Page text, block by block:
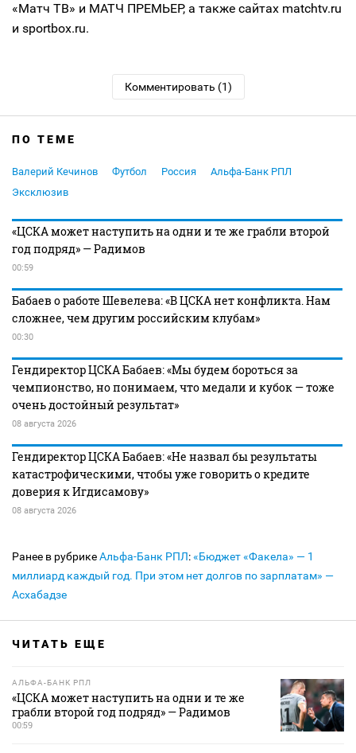
«Матч ТВ» и МАТЧ ПРЕМЬЕР, а также сайтах matchtv.ru
и sportbox.ru.
Комментировать (1)
ПО ТЕМЕ
Валерий Кечинов Футбол Россия
Альфа-Банк РПЛ
Эксклюзив
«ЦСКА может наступить на одни и те же грабли второй
год подряд» — Радимов
00:59
Бабаев о работе Шевелева: «В ЦСКА нет конфликта. Нам
сложнее, чем другим российским клубам»
00:30
Гендиректор ЦСКА Бабаев: «Мы будем бороться за
чемпионство, но понимаем, что медали и кубок — тоже
очень достойный результат»
08 августа 2026
Гендиректор ЦСКА Бабаев: «Не назвал бы результаты
катастрофическими, чтобы уже говорить о кредите
доверия к Игдисамову»
08 августа 2026
Ранее в рубрикеАльфа-Банк РПЛ:«Бюджет «Факела» — 1
миллиард каждый год. При этом нет долгов по зарплатам» —
Асхабадзе
ЧИТАТЬ ЕЩЕ
АЛЬФА-БАНК РПЛ
«ЦСКА может наступить на одни и те же
грабли второй год подряд» — Радимов
00:59